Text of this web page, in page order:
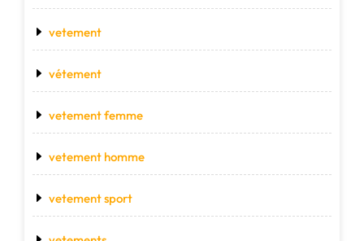
vetement
vétement
vetement femme
vetement homme
vetement sport